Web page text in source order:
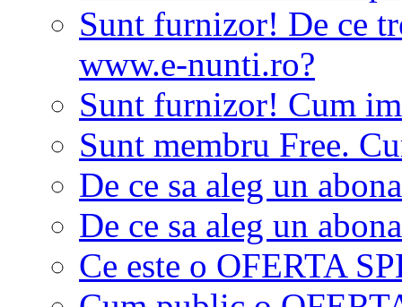
Sunt furnizor! De ce
www.e-nunti.ro?
Sunt furnizor! Cum
Sunt membru Free.
De ce sa aleg un
De ce sa aleg un
Ce este o OFERTA